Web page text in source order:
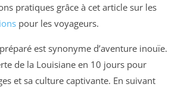
pratiques grâce à cet article sur les
pour les voyageurs.
est synonyme d’aventure inouïe.
de la Louisiane en 10 jours pour
et sa culture captivante. En suivant